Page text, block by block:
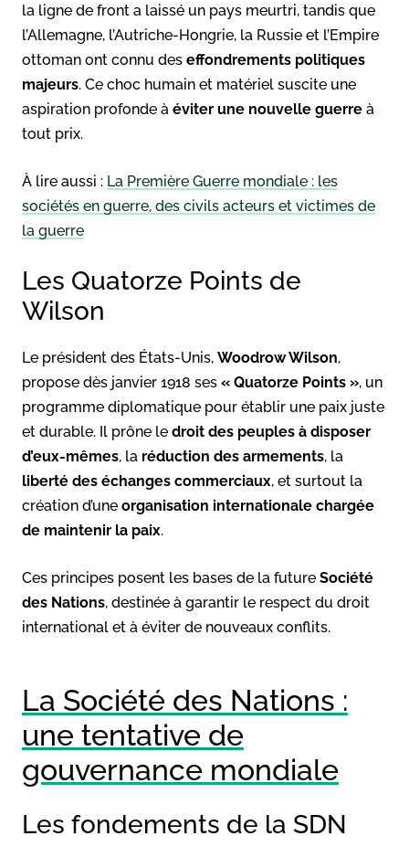
la ligne de front a laissé un pays meurtri, tandis que
l’Allemagne, l’Autriche-Hongrie, la Russie et l’Empire
ottoman ont connu des effondrements politiques
majeurs. Ce choc humain et matériel suscite une
aspiration profonde à éviter une nouvelle guerre à
tout prix.
À lire aussi : La Première Guerre mondiale : les
sociétés en guerre, des civils acteurs et victimes de
la guerre
Les Quatorze Points de
Wilson
Le président des États-Unis, Woodrow Wilson,
propose dès janvier 1918 ses « Quatorze Points », un
programme diplomatique pour établir une paix juste
et durable. Il prône le droit des peuples à disposer
d’eux-mêmes, la réduction des armements, la
liberté des échanges commerciaux, et surtout la
création d’une organisation internationale chargée
de maintenir la paix.
Ces principes posent les bases de la future Société
des Nations, destinée à garantir le respect du droit
international et à éviter de nouveaux conflits.
La Société des Nations :
une tentative de
gouvernance mondiale
Les fondements de la SDN